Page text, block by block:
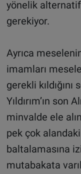
yönelik
gerekiyor.
Ayrıca
imamları
gerekli
Yıldırım’ın
minvalde ele
pek çok alandaki
baltalamasına
mutabakata